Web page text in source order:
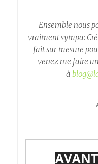
Ensemble nous
vraiment sympa:
fait sur mesure
venez me faire
à